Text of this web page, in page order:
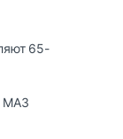
65-
МАЗ